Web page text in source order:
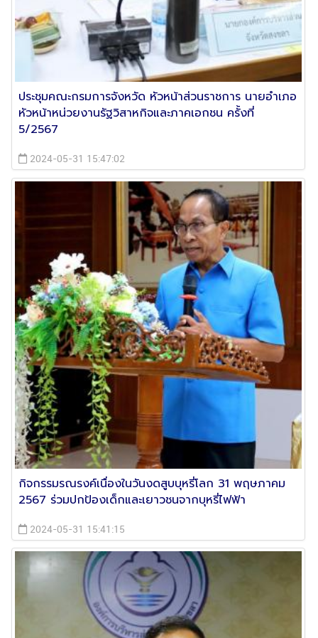
ประชุมคณะกรมการจังหวัด หัวหน้าส่วนราชการ นายอำเภอ
หัวหน้าหน่วยงานรัฐวิสาหกิจและภาคเอกชน ครั้งที่
5/2567
2024-05-31 15:47:02
กิจกรรมรณรงค์เนื่องในวันงดสูบบุหรี่โลก 31 พฤษภาคม
2567 ร่วมปกป้องเด็กและเยาวชนจากบุหรี่ไฟฟ้า
2024-05-31 15:41:15